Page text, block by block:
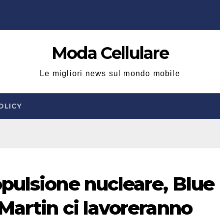
Moda Cellulare
Le migliori news sul mondo mobile
nucleare, Blue
ci lavoreranno